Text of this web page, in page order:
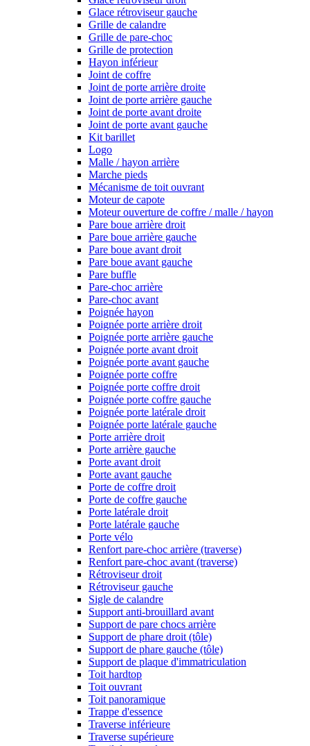
Glace rétroviseur gauche
Grille de calandre
Grille de pare-choc
Grille de protection
Hayon inférieur
Joint de coffre
Joint de porte arrière droite
Joint de porte arrière gauche
Joint de porte avant droite
Joint de porte avant gauche
Kit barillet
Logo
Malle / hayon arrière
Marche pieds
Mécanisme de toit ouvrant
Moteur de capote
Moteur ouverture de coffre / malle / hayon
Pare boue arrière droit
Pare boue arrière gauche
Pare boue avant droit
Pare boue avant gauche
Pare buffle
Pare-choc arrière
Pare-choc avant
Poignée hayon
Poignée porte arrière droit
Poignée porte arrière gauche
Poignée porte avant droit
Poignée porte avant gauche
Poignée porte coffre
Poignée porte coffre droit
Poignée porte coffre gauche
Poignée porte latérale droit
Poignée porte latérale gauche
Porte arrière droit
Porte arrière gauche
Porte avant droit
Porte avant gauche
Porte de coffre droit
Porte de coffre gauche
Porte latérale droit
Porte latérale gauche
Porte vélo
Renfort pare-choc arrière (traverse)
Renfort pare-choc avant (traverse)
Rétroviseur droit
Rétroviseur gauche
Sigle de calandre
Support anti-brouillard avant
Support de pare chocs arrière
Support de phare droit (tôle)
Support de phare gauche (tôle)
Support de plaque d'immatriculation
Toit hardtop
Toit ouvrant
Toit panoramique
Trappe d'essence
Traverse inférieure
Traverse supérieure